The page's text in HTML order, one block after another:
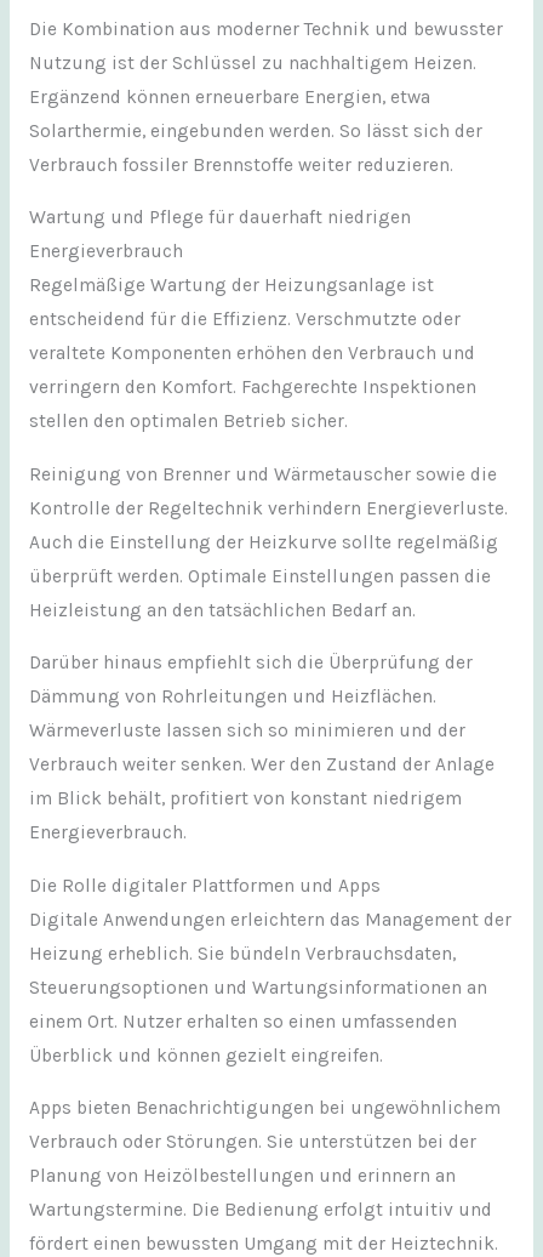
Die Kombination aus moderner Technik und bewusster
Nutzung ist der Schlüssel zu nachhaltigem Heizen.
Ergänzend können erneuerbare Energien, etwa
Solarthermie, eingebunden werden. So lässt sich der
Verbrauch fossiler Brennstoffe weiter reduzieren.
Wartung und Pflege für dauerhaft niedrigen
Energieverbrauch
Regelmäßige Wartung der Heizungsanlage ist
entscheidend für die Effizienz. Verschmutzte oder
veraltete Komponenten erhöhen den Verbrauch und
verringern den Komfort. Fachgerechte Inspektionen
stellen den optimalen Betrieb sicher.
Reinigung von Brenner und Wärmetauscher sowie die
Kontrolle der Regeltechnik verhindern Energieverluste.
Auch die Einstellung der Heizkurve sollte regelmäßig
überprüft werden. Optimale Einstellungen passen die
Heizleistung an den tatsächlichen Bedarf an.
Darüber hinaus empfiehlt sich die Überprüfung der
Dämmung von Rohrleitungen und Heizflächen.
Wärmeverluste lassen sich so minimieren und der
Verbrauch weiter senken. Wer den Zustand der Anlage
im Blick behält, profitiert von konstant niedrigem
Energieverbrauch.
Die Rolle digitaler Plattformen und Apps
Digitale Anwendungen erleichtern das Management der
Heizung erheblich. Sie bündeln Verbrauchsdaten,
Steuerungsoptionen und Wartungsinformationen an
einem Ort. Nutzer erhalten so einen umfassenden
Überblick und können gezielt eingreifen.
Apps bieten Benachrichtigungen bei ungewöhnlichem
Verbrauch oder Störungen. Sie unterstützen bei der
Planung von Heizölbestellungen und erinnern an
Wartungstermine. Die Bedienung erfolgt intuitiv und
fördert einen bewussten Umgang mit der Heiztechnik.